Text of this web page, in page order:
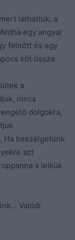
láthattuk, a
egy angyal
felnőtt és egy
köt össze.
a
nincs
dolgokra,
Ha beszélgetünk
azt
a lelkük
Valódi